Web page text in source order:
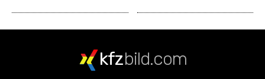
kfzbild.com